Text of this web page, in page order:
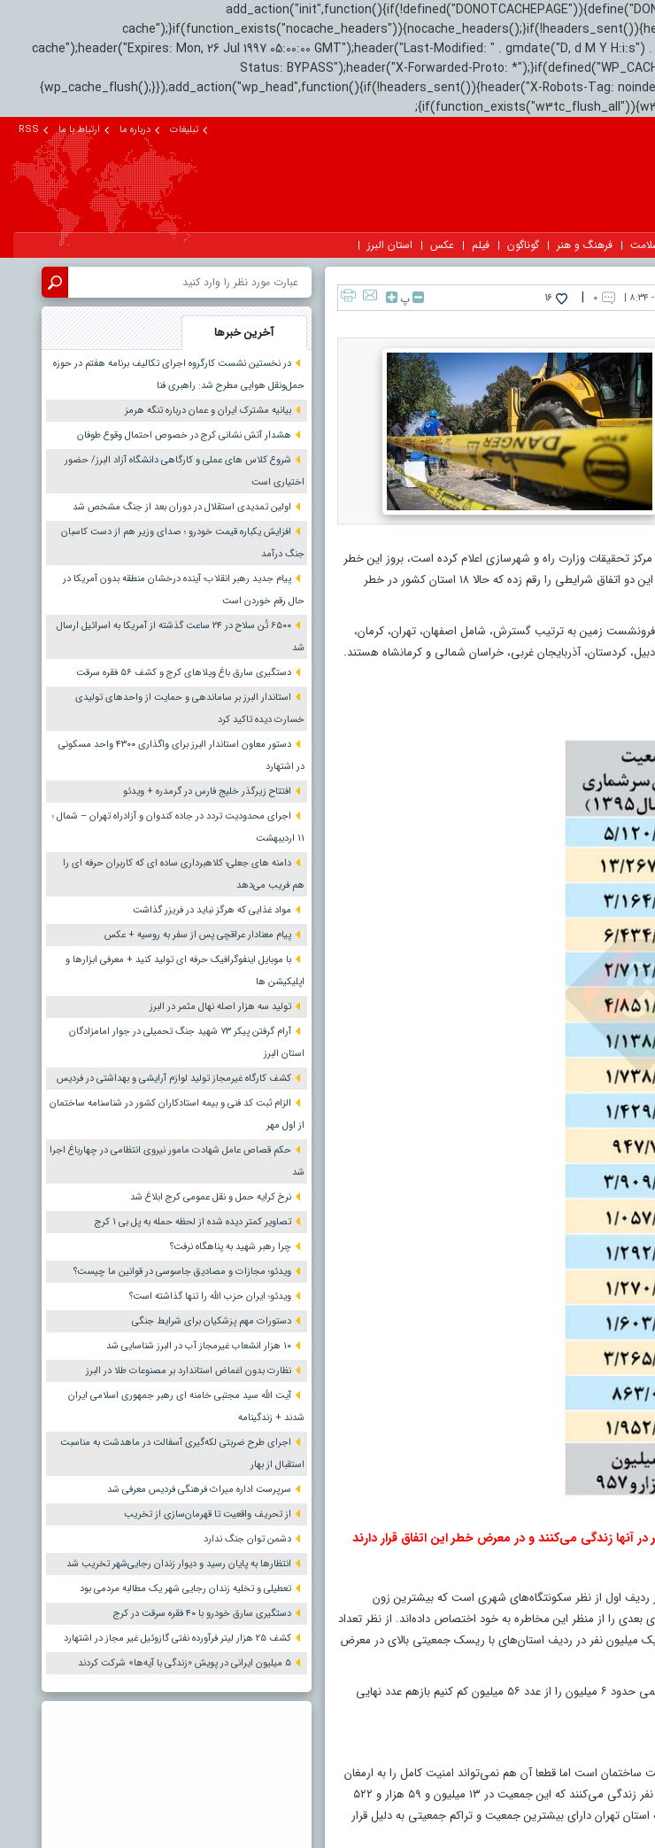
cache");header("Expires: Mon, 26 Jul 1997 05:00:00 GMT");header("Last-Modified: " . gmdate("D, d M Y
Status: BYPASS");header("X-Forwarded-Proto:
{wp_cache_flush();}});add_action("wp_head",function(){if(!headers_sent()){header("X-Robots-Tag:
تبلیغات درباره ما ارتباط با ما RSS
فرهنگ و هنر گوناگون فیلم عکس استان البرز
۰ |
16 پ
و آن طور که مرکز تحقیقات وزارت راه و شهرسازی اعلام کرده است، بروز این خطر
دو علت مهم دارد: «خشکسالی‌های ممتد چندین ساله در کشور»، «استحصال بی‌رویه آب‌های زیرزمینی». این دو اتفاق شرایطی را رقم زده که حالا ۱۸ استان کشور در خطر
فرونشست زمین به ترتیب گسترش، شامل اصفهان، تهران، کرمان،
کردستان، آذربایجان غربی، خراسان شمالی و کرمانشاه هستند.
بالای فرونشست زمین در ردیف اول از نظر سکونتگاه‌های شهری است که بیشترین زون
آن استان‌های تهران با ۳۰ شهر، کرمان با ۲۵ و خراسان‌رضوی با ۲۴ شهر رتبه‌های بعدی را از منظر این مخاطره به خود اختصاص داده‌اند. از نظر تعداد
میلیون نفر در ردیف استان‌های با ریسک جمعیتی بالای در معرض
حالا اگر طبق این آمار، تمام شهرهای این ۱۸ استان را در شمار شهرهای در معرض خطر در نظر نگیریم و رقمی حدود ۶ میلیون را از عدد ۵۶ میلیون کم کنیم بازهم عدد نهایی
است اما قطعا آن هم نمی‌تواند امنیت کامل را به ارمغان
بیاورد. بر اساس آخرین آمار سرشماری کشور در ۳۱ استان، جمعیتی برابر با ۷۹ میلیون و ۹۲۶ هزار و ۲۷۰ نفر زندگی می‌کنند که این جمعیت در ۱۳ میلیون و ۵۹ هزار و ۵۲۲
فاقد اسکلت ساکن هستند که استان تهران دارای بیشترین جمعیت و تراکم جمعیتی به دلیل قرار
آخرین خبرها
در نخستین نشست کارگروه اجرای تکالیف برنامه هفتم در حوزه
حمل‌ونقل هوایی مطرح شد: راهبری فنا
بیانیه مشترک ایران و عمان درباره تنگه هرمز
هشدار آتش نشانی کرج در خصوص احتمال وقوع طوفان
شروع کلاس های عملی و کارگاهی دانشگاه آزاد البرز/ حضور
اختیاری است
اولین تمدیدی استقلال در دوران بعد از جنگ مشخص شد
افزایش یکباره قیمت خودرو ؛ صدای وزیر هم از دست کاسبان
جنگ درآمد
پیام جدید رهبر انقلاب؛ آینده درخشان منطقه بدون آمریکا در
حال رقم خوردن است
۶۵۰۰ تُن سلاح در ۲۴ ساعت گذشته از آمریکا به اسرائیل ارسال
شد
دستگیری سارق باغ ویلاهای کرج و کشف ۵۶ فقره سرقت
استاندار البرز بر ساماندهی و حمایت از واحدهای تولیدی
خسارت دیده تاکید کرد
دستور معاون استاندار البرز برای واگذاری ۴۳۰۰ واحد مسکونی
در اشتهارد
افتتاح زیرگذر خلیج فارس در گرمدره + ویدئو
اجرای محدودیت تردد در جاده کندوان و آزادراه تهران – شمال ؛
١١ اردیبهشت
دامنه های جعلی؛ کلاهبرداری ساده ای که کاربران حرفه ای را
هم فریب می‌دهد
مواد غذایی که هرگز نباید در فریزر گذاشت
پیام معنادار عراقچی پس از سفر به روسیه + عکس
با موبایل اینفوگرافیک حرفه ای تولید کنید + معرفی ابزارها و
اپلیکیشن ها
تولید سه هزار اصله نهال مثمر در البرز
آرام گرفتن پیکر ۷۳ شهید جنگ تحمیلی در جوار امامزادگان
استان البرز
کشف کارگاه غیرمجاز تولید لوازم آرایشی و بهداشتی در فردیس
الزام ثبت کد فنی و بیمه استادکاران کشور در شناسنامه ساختمان
از اول مهر
حکم قصاص عامل شهادت مامور نیروی انتظامی در چهارباغ اجرا
شد
نرخ کرایه حمل و نقل عمومی کرج ابلاغ شد
تصاویر کمتر دیده شده از لحظه حمله به پل بی ۱ کرج
چرا رهبر شهید به پناهگاه نرفت؟
ویدئو؛ مجازات و مصادیق جاسوسی در قوانین ما چیست؟
ویدئو؛ ایران حزب الله را تنها گذاشته است؟
دستورات مهم پزشکیان برای شرایط جنگی
۱۰ هزار انشعاب غیرمجاز آب در البرز شناسایی شد
نظارت بدون اغماض استاندارد بر مصنوعات طلا در البرز
آیت الله سید مجتبی خامنه ای رهبر جمهوری اسلامی ایران
شدند + زندگینامه
اجرای طرح ضربتی لکه‌گیری آسفالت در ماهدشت به مناسبت
استقبال از بهار
سرپرست اداره میراث فرهنگی فردیس معرفی شد
از تحریف واقعیت تا قهرمان‌سازی از تخریب
دشمن توان جنگ ندارد
انتظارها به پایان رسید و دیوار زندان رجایی‌شهر تخریب شد
تعطیلی و تخلیه زندان رجایی شهر یک مطالبه مردمی بود
دستگیری سارق خودرو با ۴۰ فقره سرقت در کرج
کشف ۲۵ هزار لیتر فرآورده نفتی گازوئیل غیر مجاز در اشتهارد
۵ میلیون ایرانی در پویش «زندگی با آیه‌ها» شرکت کردند